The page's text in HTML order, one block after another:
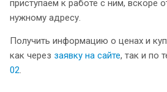
приступаем к работе с ним, вскоре
нужному адресу.
Получить информацию о ценах и
как через заявку на сайте, так и по
02.